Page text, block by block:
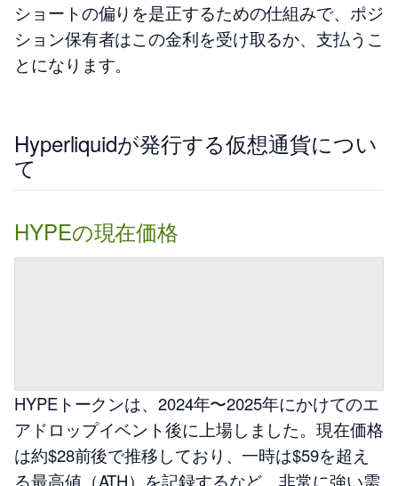
ショートの偏りを是正するための仕組みで、ポジ
ション保有者はこの金利を受け取るか、支払うこ
とになります。
Hyperliquidが発行する仮想通貨につい
て
HYPEの現在価格
HYPEトークンは、2024年〜2025年にかけてのエ
アドロップイベント後に上場しました。現在価格
は約$28前後で推移しており、一時は$59を超え
る最高値（ATH）を記録するなど、非常に強い需